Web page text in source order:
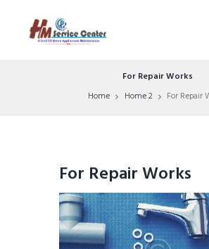
For Repair Works
Home
Home 2 For Repair
For Repair Works